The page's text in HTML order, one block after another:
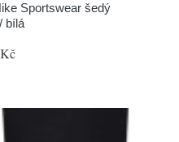
Sportswear šedý
bílá